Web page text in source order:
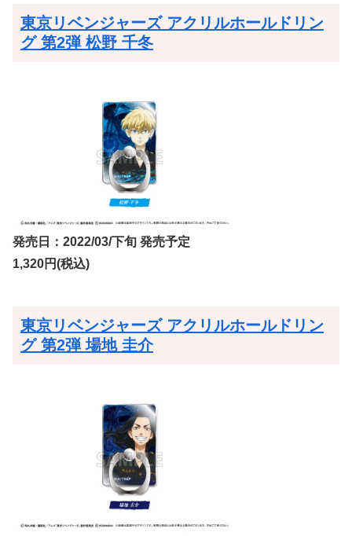
東京リベンジャーズ アクリルホールドリン
グ 第2弾 松野 千冬
発売日：2022/03/下旬 発売予定
1,320円(税込)
東京リベンジャーズ アクリルホールドリン
グ 第2弾 場地 圭介